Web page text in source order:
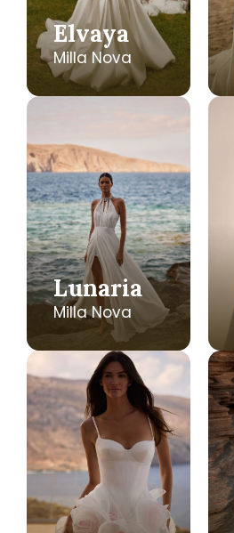
Elvaya
Milla Nova
Lunaria
Milla Nova